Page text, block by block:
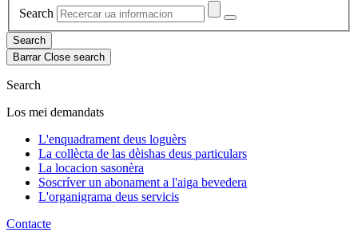
Search
Search
Barrar Close search
Search
Los mei demandats
L'enquadrament deus loguèrs
La collècta de las dèishas deus particulars
La locacion sasonèra
Soscríver un abonament a l'aiga bevedera
L'organigrama deus servicis
Contacte